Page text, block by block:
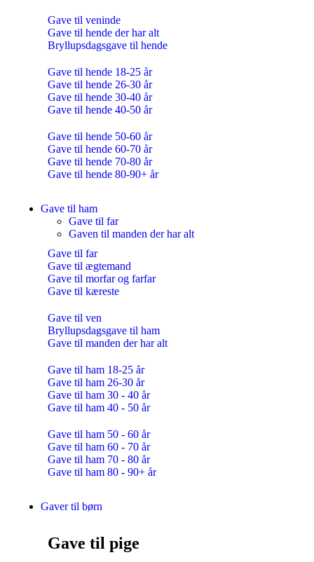
Gave til veninde
Gave til hende der har alt
Bryllupsdagsgave til hende
Gave til hende 18-25 år
Gave til hende 26-30 år
Gave til hende 30-40 år
Gave til hende 40-50 år
Gave til hende 50-60 år
Gave til hende 60-70 år
Gave til hende 70-80 år
Gave til hende 80-90+ år
Gave til ham
Gave til far
Gaven til manden der har alt
Gave til far
Gave til ægtemand
Gave til morfar og farfar
Gave til kæreste
Gave til ven
Bryllupsdagsgave til ham
Gave til manden der har alt
Gave til ham 18-25 år
Gave til ham 26-30 år
Gave til ham 30 - 40 år
Gave til ham 40 - 50 år
Gave til ham 50 - 60 år
Gave til ham 60 - 70 år
Gave til ham 70 - 80 år
Gave til ham 80 - 90+ år
Gaver til børn
Gave til pige